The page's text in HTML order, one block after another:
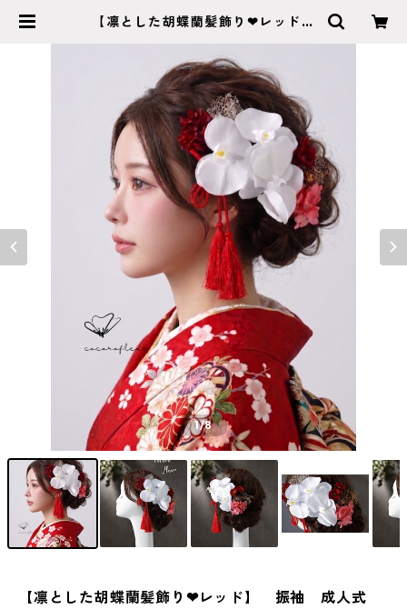
【凛とした胡蝶蘭髪飾り❤︎レッド】
ライフラワー k-0050 | cocorof
leur ココロフルール 【成人式 卒
業式 結婚式】特別な日のヘッドア
クセサリー・ブーケショップ
1/8
【凛とした胡蝶蘭髪飾り❤︎レッド】 振袖 成人式